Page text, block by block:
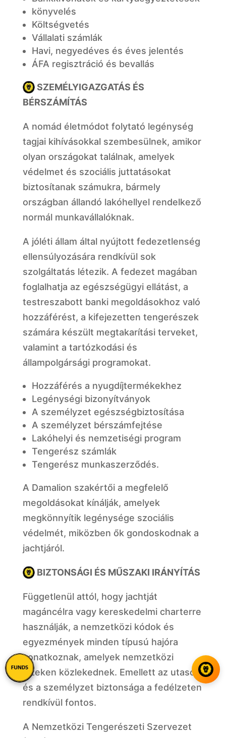
könyvelés
Költségvetés
Vállalati számlák
Havi, negyedéves és éves jelentés
ÁFA regisztráció és bevallás
SZEMÉLYIGAZGATÁS ÉS
BÉRSZÁMÍTÁS
A nomád életmódot folytató legénység
tagjai kihívásokkal szembesülnek, amikor
olyan országokat találnak, amelyek
védelmet és szociális juttatásokat
biztosítanak számukra, bármely
országban állandó lakóhellyel rendelkező
normál munkavállalóknak.
A jóléti állam által nyújtott fedezetlenség
ellensúlyozására rendkívül sok
szolgáltatás létezik. A fedezet magában
foglalhatja az egészségügyi ellátást, a
testreszabott banki megoldásokhoz való
hozzáférést, a kifejezetten tengerészek
számára készült megtakarítási terveket,
valamint a tartózkodási és
állampolgársági programokat.
Hozzáférés a nyugdíjtermékekhez
Legénységi bizonyítványok
A személyzet egészségbiztosítása
A személyzet bérszámfejtése
Lakóhelyi és nemzetiségi program
Tengerész számlák
Tengerész munkaszerződés.
A Damalion szakértői a megfelelő
megoldásokat kínálják, amelyek
megkönnyítik legénysége szociális
védelmét, miközben ők gondoskodnak a
jachtjáról.
BIZTONSÁGI ÉS MŰSZAKI IRÁNYÍTÁS
Függetlenül attól, hogy jachtját
magáncélra vagy kereskedelmi charterre
használják, a nemzetközi kódok és
egyezmények minden típusú hajóra
vonatkoznak, amelyek nemzetközi
vizeken közlekednek. Emellett az utasok
és a személyzet biztonsága a fedélzeten
rendkívül fontos.
A Nemzetközi Tengerészeti Szervezet